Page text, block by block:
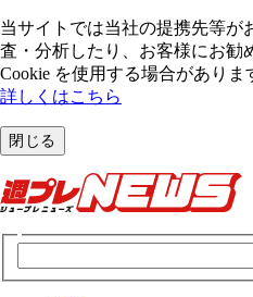
当サイトでは当社の提携先等が
査・分析したり、お客様にお勧
Cookie を使⽤する場合がありま
詳しくはこちら
閉じる